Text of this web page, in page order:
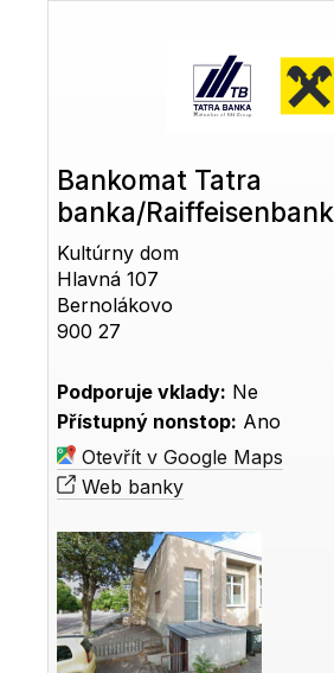
Bankomat Tatra
banka/Raiffeisenbank
Kultúrny dom
Hlavná 107
Bernolákovo
900 27
Podporuje vklady: Ne
Přístupný nonstop: Ano
Otevřít v Google Maps
Web banky